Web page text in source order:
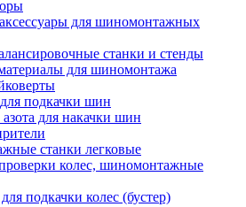
для шиномонтажных
станки и стенды
для шиномонтажа
подкачки шин
для накачки шин
станки легковые
колес, шиномонтажные
подкачки колес (бустер)